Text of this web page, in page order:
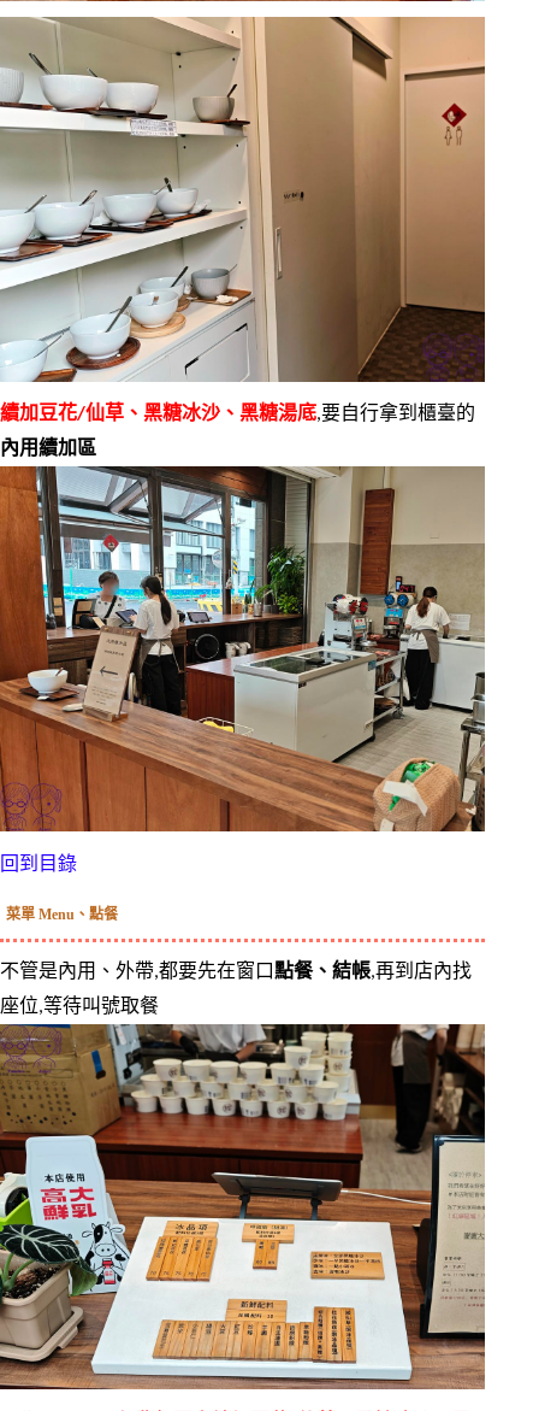
續加豆花/仙草、黑糖冰沙、黑糖湯底,要自行拿到櫃臺的
內用續加區
回到目錄
菜單 Menu、點餐
不管是內用、外帶,都要先在窗口點餐、結帳,再到店內找
座位,等待叫號取餐